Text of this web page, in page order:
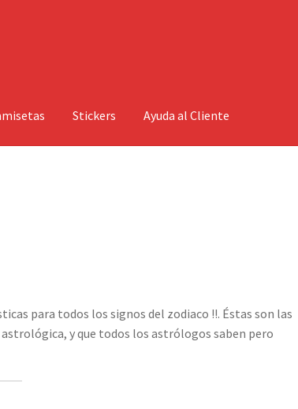
Stickers Ayuda al Cliente
para todos los signos del zodiaco !!. Éstas son las
astrológica, y que todos los astrólogos saben pero